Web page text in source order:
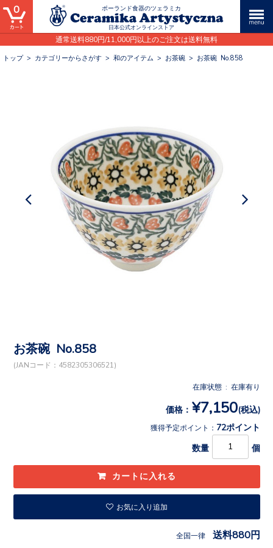
ポーランド食器のツェラミカ
日本公式オンラインストア
通常送料880円/11,000円以上のご注文は送料無料
0
トップ> カテゴリーからさがす > 和のアイテム > お茶碗 > お茶碗 No.858
お茶碗 No.858
(JANコード：4582305306521)
在庫状態 : 在庫有り
価格： ¥7,150(税込)
獲得予定ポイント： 72ポイント
数量 個
お気に入り追加
全国一律 送料880円